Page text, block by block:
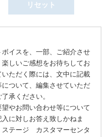
イスを、一部、ご紹介させ
しいご感想をお待ちしてお
ただく際には、文中に記載
ついて、編集させていただ
承ください。
やお問い合わせ等について
に対しお答え致しかねま
ステージ カスタマーセンタ